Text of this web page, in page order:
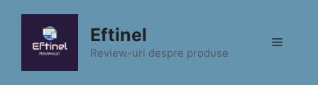
conținut
Eftinel
Review-uri despre produse
Meniu